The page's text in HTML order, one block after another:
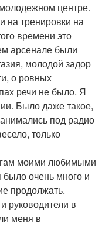
центре.
на тренировки на
времени это
арсенале были
молодой задор
о ровных
речи не было. Я
Было даже такое,
под радио
только
моими любимыми
очень много и
продолжать.
руководители в
меня в